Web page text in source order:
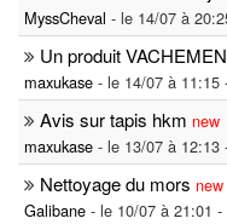
MyssCheval - le 14/07 à
Un produit
maxukase - le 14/07 à 11:15
Avis sur tapis hkm new
maxukase - le 13/07 à 12:13
Nettoyage du mors new
Galibane - le 10/07 à 21:01